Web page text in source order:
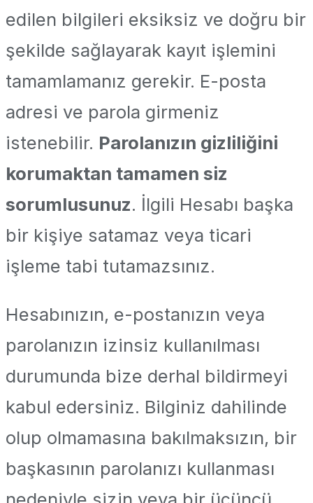
edilen bilgileri eksiksiz ve doğru bir
şekilde sağlayarak kayıt işlemini
tamamlamanız gerekir. E-posta
adresi ve parola girmeniz
istenebilir. Parolanızın gizliliğini
korumaktan tamamen siz
sorumlusunuz. İlgili Hesabı başka
bir kişiye satamaz veya ticari
işleme tabi tutamazsınız.
Hesabınızın, e-postanızın veya
parolanızın izinsiz kullanılması
durumunda bize derhal bildirmeyi
kabul edersiniz. Bilginiz dahilinde
olup olmamasına bakılmaksızın, bir
başkasının parolanızı kullanması